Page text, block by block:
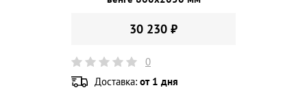
30 230 ₽
0
Доставка: от 1 дня